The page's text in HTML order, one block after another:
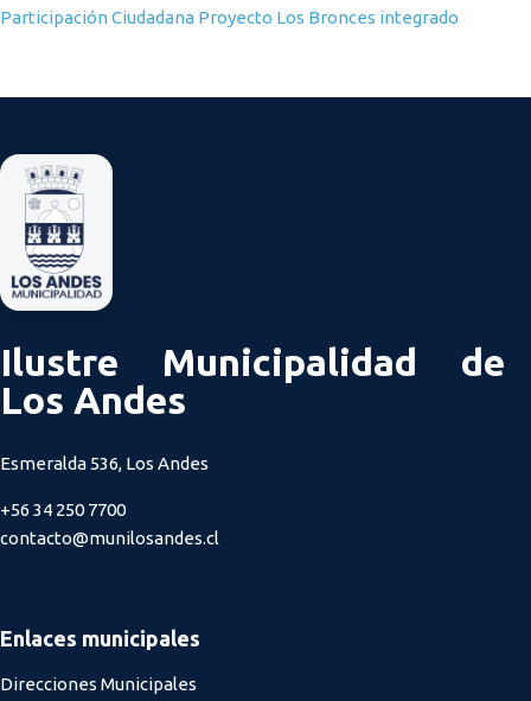
Participación Ciudadana Proyecto Los Bronces integrado
Ilustre Municipalidad de
Los Andes
Esmeralda 536, Los Andes
+56 34 250 7700
contacto@munilosandes.cl
Enlaces municipales
Direcciones Municipales